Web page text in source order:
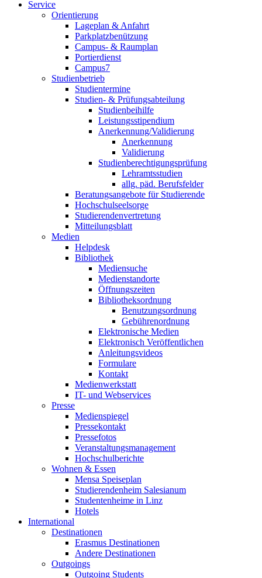
Service
Orientierung
Lageplan & Anfahrt
Parkplatzbenützung
Campus- & Raumplan
Portierdienst
Campus7
Studienbetrieb
Studientermine
Studien- & Prüfungsabteilung
Studienbeihilfe
Leistungsstipendium
Anerkennung/Validierung
Anerkennung
Validierung
Studienberechtigungsprüfung
Lehramtsstudien
allg. päd. Berufsfelder
Beratungsangebote für Studierende
Hochschulseelsorge
Studierendenvertretung
Mitteilungsblatt
Medien
Helpdesk
Bibliothek
Mediensuche
Medienstandorte
Öffnungszeiten
Bibliotheksordnung
Benutzungsordnung
Gebührenordnung
Elektronische Medien
Elektronisch Veröffentlichen
Anleitungsvideos
Formulare
Kontakt
Medienwerkstatt
IT- und Webservices
Presse
Medienspiegel
Pressekontakt
Pressefotos
Veranstaltungsmanagement
Hochschulberichte
Wohnen & Essen
Mensa Speiseplan
Studierendenheim Salesianum
Studentenheime in Linz
Hotels
International
Destinationen
Erasmus Destinationen
Andere Destinationen
Outgoings
Outgoing Students